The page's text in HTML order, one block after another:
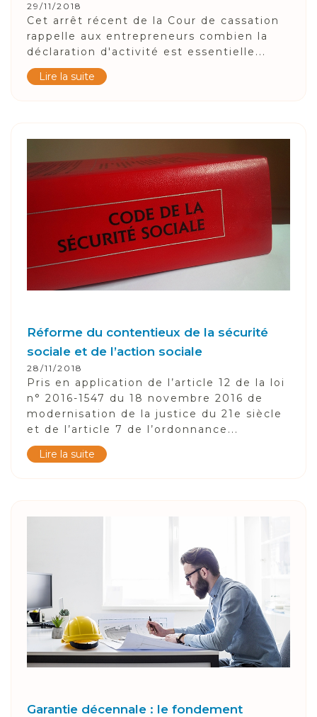
29/11/2018
Cet arrêt récent de la Cour de cassation
rappelle aux entrepreneurs combien la
déclaration d'activité est essentielle...
Lire la suite
Réforme du contentieux de la sécurité
sociale et de l’action sociale
28/11/2018
Pris en application de l’article 12 de la loi
n° 2016-1547 du 18 novembre 2016 de
modernisation de la justice du 21e siècle
et de l’article 7 de l’ordonnance...
Lire la suite
Garantie décennale : le fondement